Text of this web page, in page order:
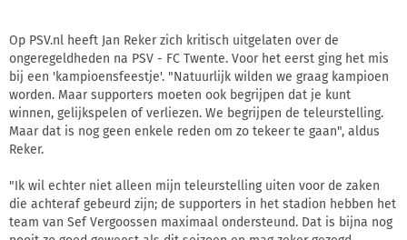
Op PSV.nl heeft Jan Reker zich kritisch uitgelaten over de
ongeregeldheden na PSV - FC Twente. Voor het eerst ging het mis
bij een 'kampioensfeestje'. "Natuurlijk wilden we graag kampioen
worden. Maar supporters moeten ook begrijpen dat je kunt
winnen, gelijkspelen of verliezen. We begrijpen de teleurstelling.
Maar dat is nog geen enkele reden om zo tekeer te gaan", aldus
Reker.
"Ik wil echter niet alleen mijn teleurstelling uiten voor de zaken
die achteraf gebeurd zijn; de supporters in het stadion hebben het
team van Sef Vergoossen maximaal ondersteund. Dat is bijna nog